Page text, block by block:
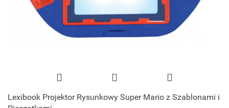
Lexibook Projektor Rysunkowy Super Mario z Szablonami i